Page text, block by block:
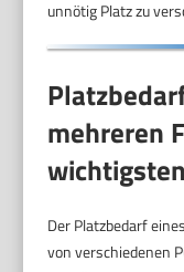
unnötig Platz zu
mehreren
Der Platzbedarf
von verschiedenen